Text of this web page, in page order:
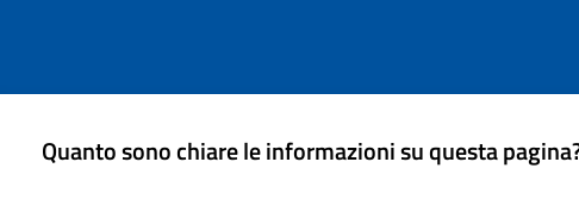
Quanto sono chiare le informazioni su questa